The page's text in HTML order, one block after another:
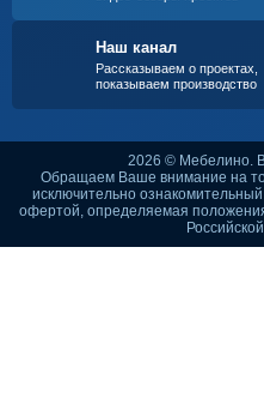
Наш канал
Рассказываем о проектах,
показываем производство
2026 © Мебелино.
Обращаем Ваше внимание на
исключительно
офертой, определяемая